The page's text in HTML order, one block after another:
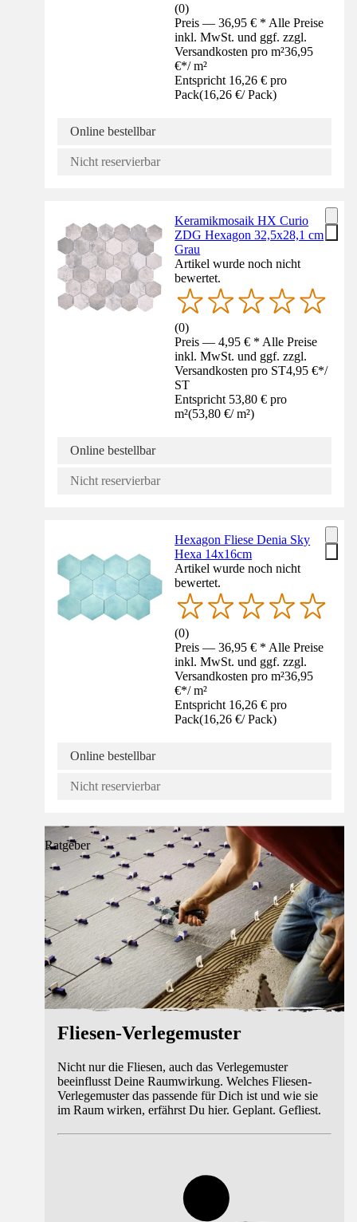
(0)
Preis — 36,95 € * Alle Preise
inkl. MwSt. und ggf. zzgl.
Versandkosten pro m²36,95
€*/ m²
Entspricht 16,26 € pro
Pack(16,26 €/ Pack)
Online bestellbar
Nicht reservierbar
Keramikmosaik HX Curio
ZDG Hexagon 32,5x28,1 cm
Grau
Artikel wurde noch nicht
bewertet.
(0)
Preis — 4,95 € * Alle Preise
inkl. MwSt. und ggf. zzgl.
Versandkosten pro ST4,95 €*/
ST
Entspricht 53,80 € pro
m²(53,80 €/ m²)
Online bestellbar
Nicht reservierbar
Hexagon Fliese Denia Sky
Hexa 14x16cm
Artikel wurde noch nicht
bewertet.
(0)
Preis — 36,95 € * Alle Preise
inkl. MwSt. und ggf. zzgl.
Versandkosten pro m²36,95
€*/ m²
Entspricht 16,26 € pro
Pack(16,26 €/ Pack)
Online bestellbar
Nicht reservierbar
Ratgeber
Fliesen-Verlegemuster
Nicht nur die Fliesen, auch das Verlegemuster
beeinflusst Deine Raumwirkung. Welches Fliesen-
Verlegemuster das passende für Dich ist und wie sie
im Raum wirken, erfährst Du hier. Geplant. Gefliest.